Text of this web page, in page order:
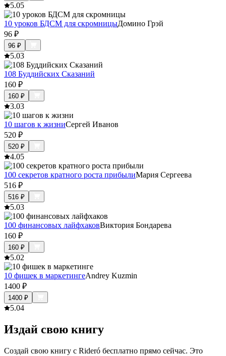
5.05
10 уроков БДСМ для скромницыДомино Грэй
96 ₽
96 ₽
5.03
108 Буддийских Сказаний
160 ₽
160 ₽
3.03
10 шагов к жизниСергей Иванов
520 ₽
520 ₽
4.05
100 секретов кратного роста прибылиМария Сергеева
516 ₽
516 ₽
5.03
100 финансовых лайфхаковВиктория Бондарева
160 ₽
160 ₽
5.02
10 фишек в маркетингеAndrey Kuzmin
1400 ₽
1400 ₽
5.04
Издай свою книгу
Создай свою книгу с Rideró бесплатно прямо сейчас. Это